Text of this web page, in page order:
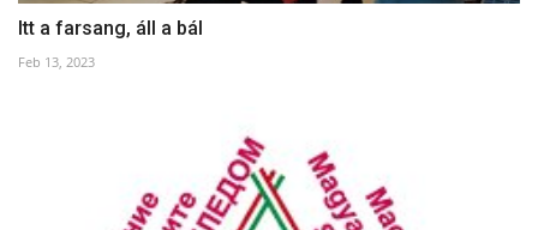
Itt a farsang, áll a bál
Feb 13, 2023